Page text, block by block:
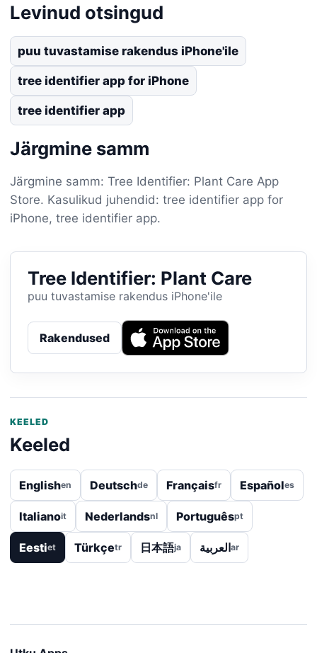
Levinud otsingud
puu tuvastamise rakendus iPhone'ile
tree identifier app for iPhone
tree identifier app
Järgmine samm
Järgmine samm: Tree Identifier: Plant Care App
Store. Kasulikud juhendid: tree identifier app for
iPhone, tree identifier app.
Tree Identifier: Plant Care
puu tuvastamise rakendus iPhone'ile
Rakendused
KEELED
Keeled
Englishen Deutschde Françaisfr Españoles
Italianoit Nederlandsnl Portuguêspt
Eestiet Türkçetr 日本語ja العربيةar